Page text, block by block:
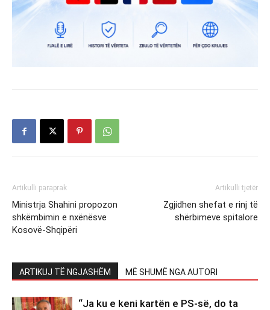
Artikulli paraprak
Ministrja Shahini propozon
shkëmbimin e nxënësve
Kosovë-Shqipëri
Artikulli tjetër
Zgjidhen shefat e rinj të
shërbimeve spitalore
ARTIKUJ TË NGJASHËM MË SHUMË NGA AUTORI
“Ja ku e keni kartën e PS-së, do ta